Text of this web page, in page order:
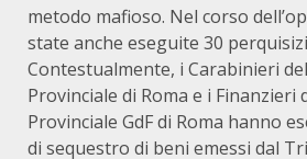
metodo mafioso. Nel corso
state anche eseguite 30
Contestualmente, i Carabinieri
Provinciale di Roma e i Finanzieri
Provinciale GdF di Roma hanno
di sequestro di beni emessi dal